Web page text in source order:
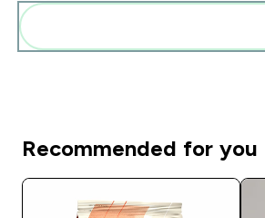
Recommended for you